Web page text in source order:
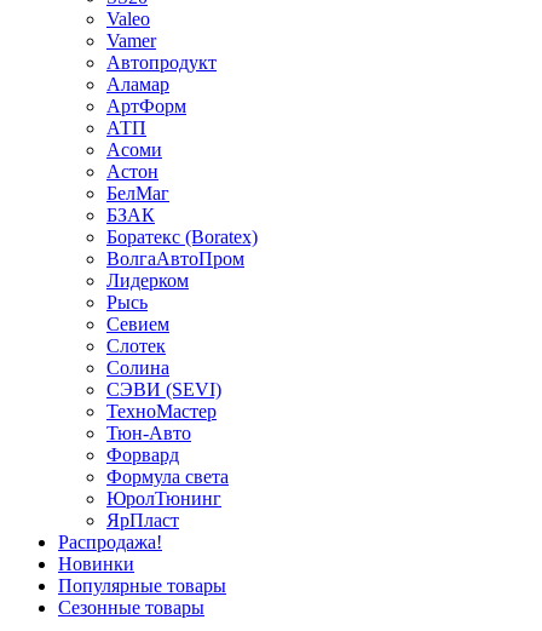
Valeo
Vamer
Автопродукт
Аламар
АртФорм
АТП
Асоми
Астон
БелМаг
БЗАК
Боратекс (Boratex)
ВолгаАвтоПром
Лидерком
Рысь
Севием
Слотек
Солина
СЭВИ (SEVI)
ТехноМастер
Тюн-Авто
Форвард
Формула света
ЮролТюнинг
ЯрПласт
Распродажа!
Новинки
Популярные товары
Сезонные товары